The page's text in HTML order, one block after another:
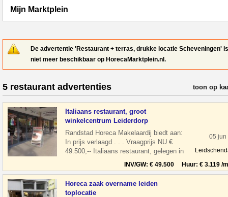
Mijn Marktplein
De advertentie 'Restaurant + terras, drukke locatie Scheveningen'
niet meer beschikbaar op HorecaMarktplein.nl.
5 restaurant advertenties verfijn
toon op
Italiaans restaurant, groot
winkelcentrum Leiderdorp
Randstad Horeca Makelaardij biedt aan:
In prijs verlaagd . . . Vraagprijs NU €
49.500,-- Italiaans restaurant, gelegen in
een groot winkelcentrum Wink
05 jun
INV/GW: € 49.500 Huur: € 3.119 /
Horeca zaak overname leiden
toplocatie